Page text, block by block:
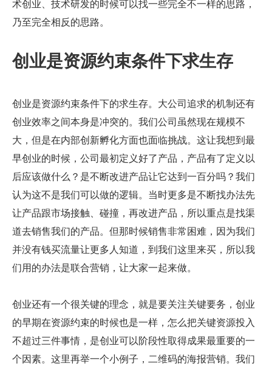
术创业、技术研发的时候可以找一些完全不一样的思路，
乃至完全相反的思路。
创业是资源约束条件下求生存
创业是资源约束条件下的求生存。大公司追求的机制还有
创业效率之间本身是冲突的。我们公司虽然现在规模不
大，但是在内部创新孵化方面也面临挑战。这让我想到最
早创业的时候，公司最初定义好了产品，产品有了定义以
后应该做什么？是不断改进产品让它达到一百分吗？我们
认为这不是我们可以做的逻辑。当时更多是不断找办法先
让产品跟市场接触、碰撞，再改进产品，所以重点是找渠
道去销售我们的产品。但那时候销售非常困难，因为我们
并没有钱买流量让更多人知道，到我们这里来买，所以我
们用的办法是联合营销，让大家一起来做。
创业还有一个很关键的理念，就是要关注关键要务，创业
的早期在资源约束的时候也是一样，怎么把关键资源投入
不超过三件事情，是创业可以阶段性取得成果最重要的一
个因素。这里再举一个小例子，二维码的海报营销。我们